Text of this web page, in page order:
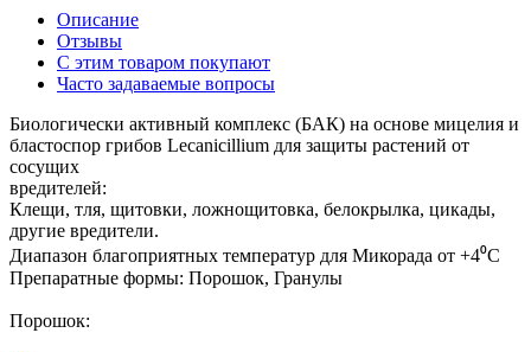
Описание
Отзывы
С этим товаром покупают
Часто задаваемые вопросы
Биологически активный комплекс (БАК) на основе мицелия и
бластоспор грибов Lecanicillium для защиты растений от
сосущих
вредителей:
Клещи, тля, щитовки, ложнощитовка, белокрылка, цикады,
другие вредители.
Диапазон благоприятных температур для Микорада от +4⁰С
Препаратные формы: Порошок, Гранулы
Порошок: